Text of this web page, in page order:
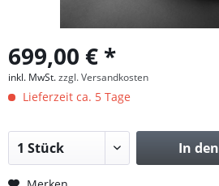
699,00 € *
inkl. MwSt.zzgl. Versandkosten
Lieferzeit ca. 5 Tage
In den